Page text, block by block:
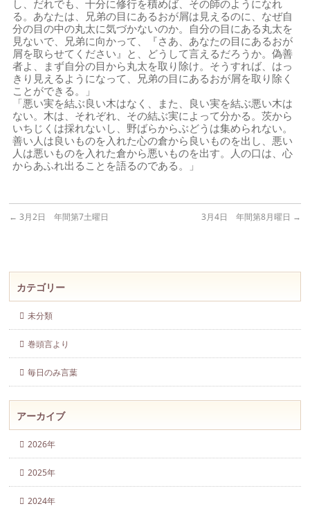
し、だれでも、十分に修行を積めば、その師のようになれ
る。あなたは、兄弟の目にあるおが屑は見えるのに、なぜ自
分の目の中の丸太に気づかないのか。自分の目にある丸太を
見ないで、兄弟に向かって、『さあ、あなたの目にあるおが
屑を取らせてください』と、どうして言えるだろうか。偽善
者よ、まず自分の目から丸太を取り除け。そうすれば、はっ
きり見えるようになって、兄弟の目にあるおが屑を取り除く
ことができる。」
「悪い実を結ぶ良い木はなく、また、良い実を結ぶ悪い木は
ない。木は、それぞれ、その結ぶ実によって分かる。茨から
いちじくは採れないし、野ばらからぶどうは集められない。
善い人は良いものを入れた心の倉から良いものを出し、悪い
人は悪いものを入れた倉から悪いものを出す。人の口は、心
からあふれ出ることを語るのである。」
← 3月2日 年間第7土曜日 3月4日 年間第8月曜日 →
カテゴリー
未分類
巻頭言より
毎日のみ言葉
アーカイブ
2026年
2025年
2024年